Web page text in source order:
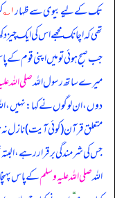
تک کے لیے بیوی سے ظہار۱؎
تھی کہ اچانک مجھے اس کی ایک چیز
جب صبح ہوئی تو میں اپنی قوم کے
میرے ساتھ رسول اللہصلی اللہ
دوں، ان لوگوں نے کہا: نہیں،
متعلق قرآن (کوئی آیت) نازل نہ
جس کی شرمندگی برقرار رہے،
اللہصلی اللہ علیہ وسلمکے پاس